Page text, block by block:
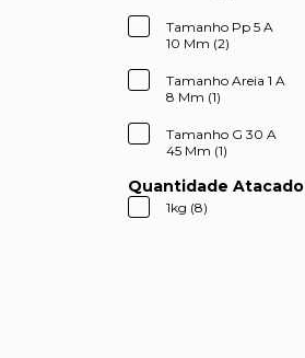
Tamanho Pp 5 A
10 Mm (2)
Tamanho Areia 1 A
8 Mm (1)
Tamanho G 30 A
45 Mm (1)
Quantidade Atacado
1kg (8)